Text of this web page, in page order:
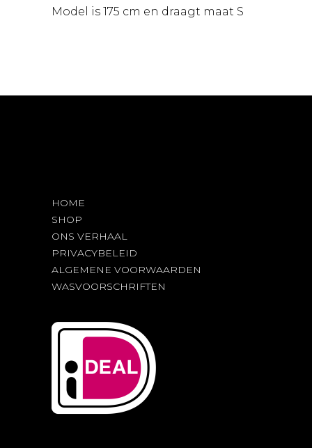
Model is 175 cm en draagt maat S
HOME
SHOP
ONS VERHAAL
PRIVACYBELEID
ALGEMENE VOORWAARDEN
WASVOORSCHRIFTEN